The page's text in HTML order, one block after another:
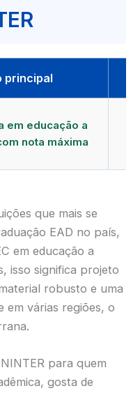
principal
em educação a
nota máxima
que mais se
EAD no país,
em educação a
isso significa projeto
robusto e uma
em várias regiões, o
para quem
gosta de